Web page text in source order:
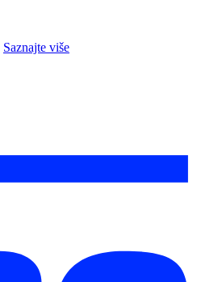
Saznajte više